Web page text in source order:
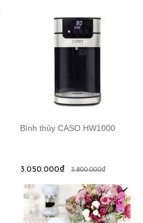
Bình thủy CASO HW1000
3.050.000₫ 3.800.000₫